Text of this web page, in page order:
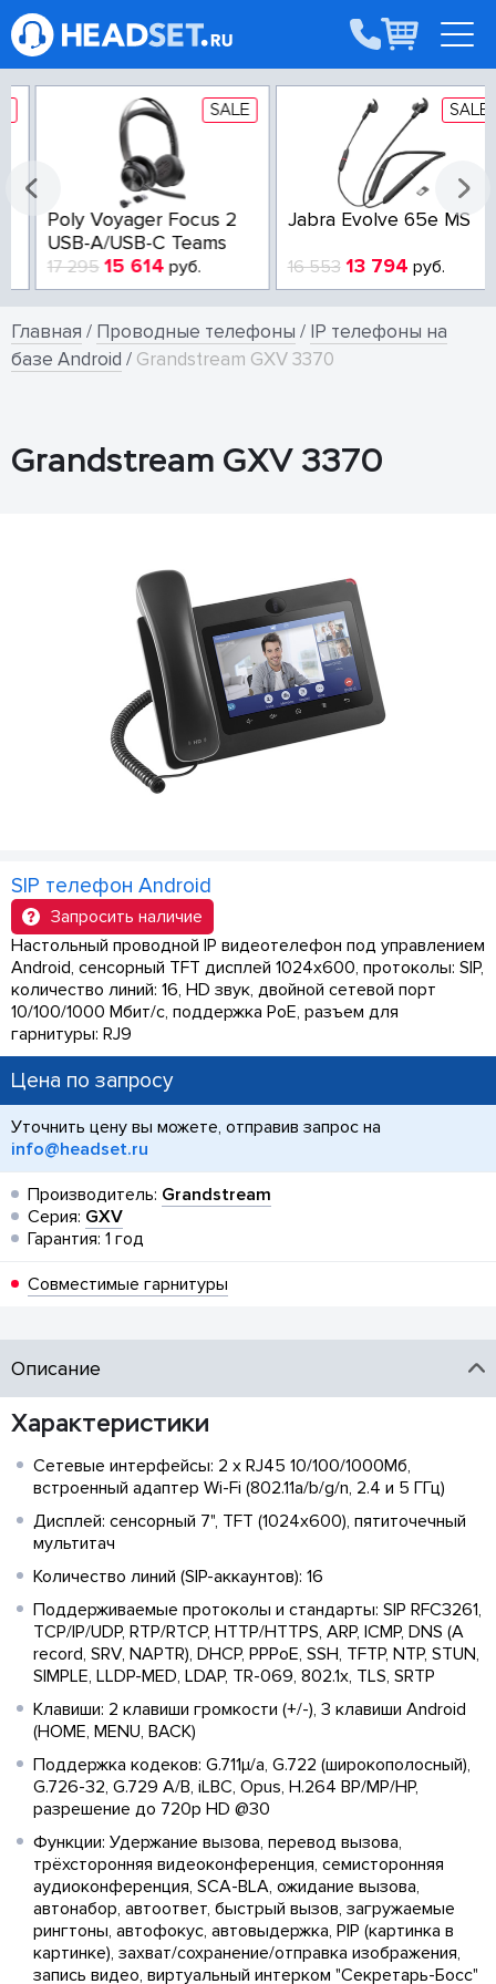
SALE
Poly Voyager Focus 2
USB-A/USB-C Teams
17 295 15 614руб.
SALE
Jabra Evolve 65e MS
16 553 13 794руб.
Главная / Проводные телефоны / IP телефоны на
базе Android / Grandstream GXV 3370
Grandstream GXV 3370
SIP телефон Android
Запросить наличие
Настольный проводной IP видеотелефон под управлением
Android, сенсорный TFT дисплей 1024x600, протоколы: SIP,
количество линий: 16, HD звук, двойной сетевой порт
10/100/1000 Мбит/с, поддержка PoE, разъем для
гарнитуры: RJ9
Цена по запросу
Уточнить цену вы можете, отправив запрос на
info@headset.ru
Производитель: Grandstream
Серия: GXV
Гарантия: 1 год
Совместимые гарнитуры
Описание
Характеристики
Сетевые интерфейсы: 2 x RJ45 10/100/1000Мб,
встроенный адаптер Wi-Fi (802.11a/b/g/n, 2.4 и 5 ГГц)
Дисплей: сенсорный 7", TFT (1024x600), пятиточечный
мультитач
Количество линий (SIP-аккаунтов): 16
Поддерживаемые протоколы и стандарты: SIP RFC3261,
TCP/IP/UDP, RTP/RTCP, HTTP/HTTPS, ARP, ICMP, DNS (A
record, SRV, NAPTR), DHCP, PPPoE, SSH, TFTP, NTP, STUN,
SIMPLE, LLDP-MED, LDAP, TR-069, 802.1x, TLS, SRTP
Клавиши: 2 клавиши громкости (+/-), 3 клавиши Android
(HOME, MENU, BACK)
Поддержка кодеков: G.711µ/a, G.722 (широкополосный),
G.726-32, G.729 A/B, iLBC, Opus, H.264 BP/MP/HP,
разрешение до 720p HD @30
Функции: Удержание вызова, перевод вызова,
трёхсторонняя видеоконференция, семисторонняя
аудиоконференция, SCA-BLA, ожидание вызова,
автонабор, автоответ, быстрый вызов, загружаемые
рингтоны, автофокус, автовыдержка, PIP (картинка в
картинке), захват/сохранение/отправка изображения,
запись видео, виртуальный интерком "Секретарь-Босс"